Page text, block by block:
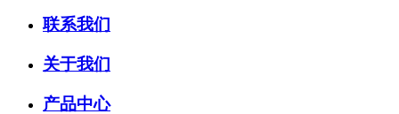
联系我们
关于我们
产品中心